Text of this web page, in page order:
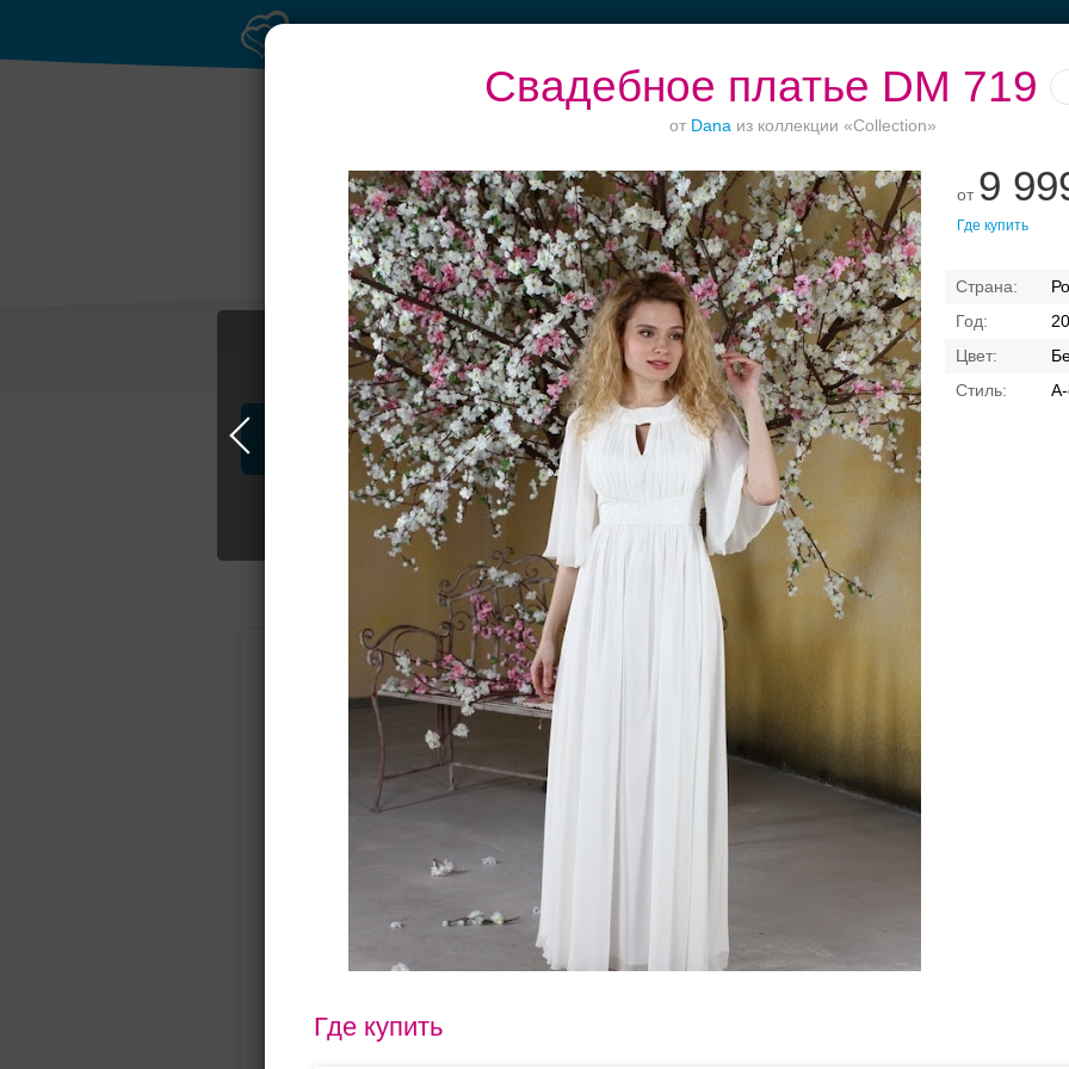
Свадебное платье DM 719
от Dana из коллекции «Collection»
от 9
Где купить
А-
Где купить
Ваш безупречный
образ
Банкет в отеле
Торжества за
городом
Профессионалы и услуги Свадебные платья Банкет Транспорт
Свадебные платья
Подбор свадебного платья
Прямое